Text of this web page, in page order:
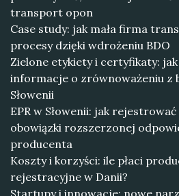
transport opon
Case study: jak mała firma
procesy dzięki wdrożeniu BDO
Zielone etykiety i certyfikaty:
informacje o zrównoważeniu z
Słowenii
EPR w Słowenii: jak
obowiązki rozszerzonej
producenta
Koszty i korzyści: ile płaci
rejestracyjne w Danii?
Startupy i innowacje: nowe